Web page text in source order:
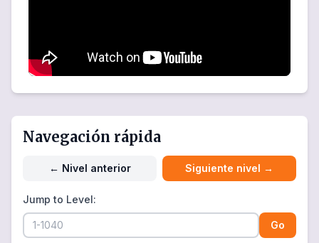
Navegación rápida
← Nivel anterior Siguiente nivel →
Jump to Level:
Go